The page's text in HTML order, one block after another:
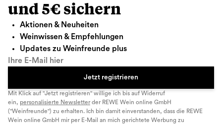
und 5€ sichern
Aktionen & Neuheiten
Weinwissen & Empfehlungen
Updates zu Weinfreunde plus
Ihre E-Mail hier
Jetzt registrieren
Mit Klick auf "Jetzt registrieren" willige ich bis auf Widerruf
ein, personalisierte Newsletter der REWE Wein online GmbH
("Weinfreunde") zu erhalten. Ich bin damit einverstanden, dass die REWE
Wein online GmbH mir per E-Mail an mich gerichtete Werbung zu